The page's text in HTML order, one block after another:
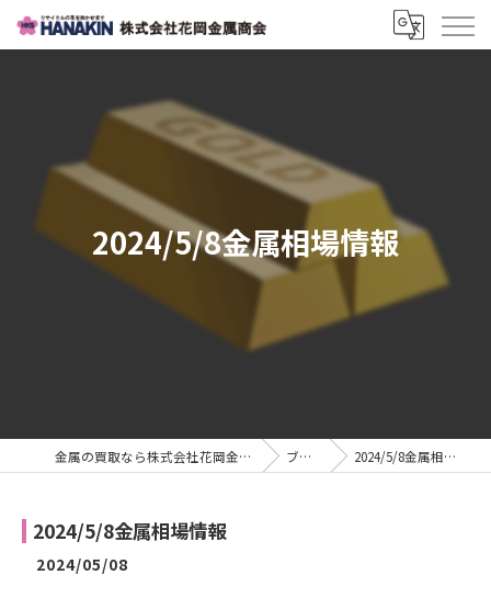
2024/5/8金属相場情報
金属の買取なら株式会社花岡金属商会 ブログ 2024/5/8金属相場情報
2024/5/8金属相場情報
2024/05/08